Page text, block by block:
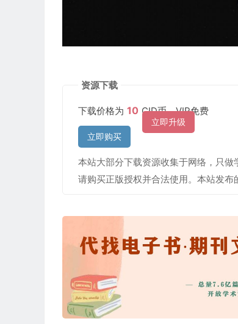
资源下载
下载价格为 10 CID币，VIP免费
立即升级
立即购买
本站大部分下载资源收集于网络，只
请购买正版授权并合法使用。本站发布